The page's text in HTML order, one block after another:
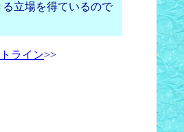
立場を得ているので
ライン>>